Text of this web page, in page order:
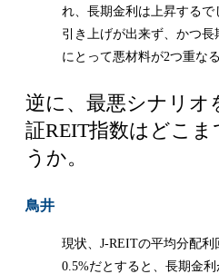
れ、長期金利は上昇する
引き上げが出来ず、かつ
にとって悪材料が2つ重な
逆に、最悪シナリオ
証REIT指数はどこ
うか。
鳥井
現状、J-REITの平均分配
0.5%だとすると、長期金